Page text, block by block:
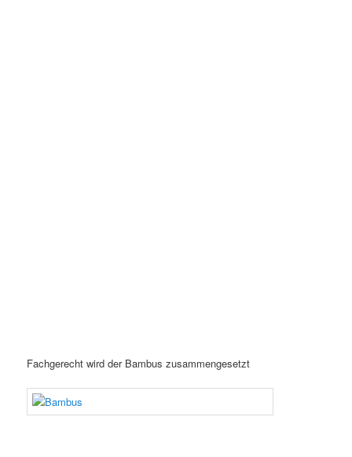
Fachgerecht wird der Bambus zusammengesetzt